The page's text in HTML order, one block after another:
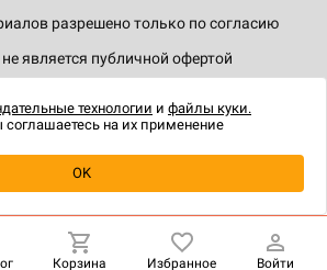
Уведомить о наличии
разрешено только по согласию
является публичной офертой
Корзина Избранное Войти
технологии и файлы куки.
на их применение
OK